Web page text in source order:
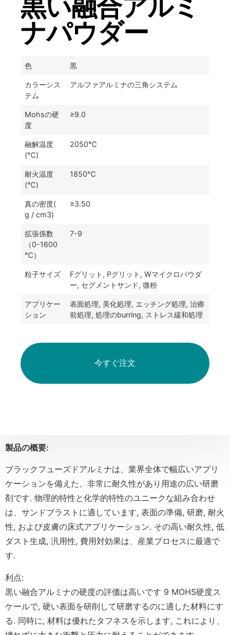
黒い融合アルミ
ナパウダー
色 黒
カラーシス
テム
アルファアルミナの三角システム
Mohsの硬
度
≥9.0
融解温度
(℃)
2050℃
耐火温度
(℃)
1850℃
真の密度(
g / cm3)
≥3.50
拡張係数
（0-1600
℃）
7-9
粒子サイズ
Fグリット, Pグリット, Wマイクロパウダ
ー, セグメントサンド, 微粉
アプリケー
ション
表面処理, 美化処理, エッチング処理, 治療
前処理, 処理のburring, ストレス緩和処理
今すぐ注文
製品の概要:
ブラックフューズドアルミナは、業界全体で幅広いアプリ
ケーションを備えた、非常に耐久性があり用途の広い研磨
剤です. 物理的特性と化学的特性のユニークな組み合わせ
は、サンドブラストに適しています, 表面の準備, 研磨, 耐火
性, および皮膚の床式アプリケーション. その高い耐久性, 低
ダスト生成, 汎用性, 費用対効果は、産業プロセスに最適で
す.
利点:
黒い融合アルミナの硬度の評価は高いです 9 MOHS硬度ス
ケールで, 硬い表面を研削して研磨するのに適した材料にす
る. 同時に, 材料は優れたタフネスを示します, これにより、